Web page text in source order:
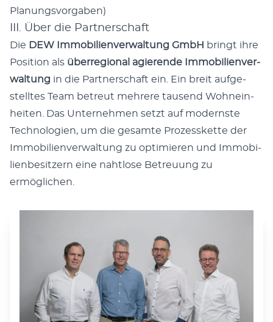
Planungsvorgaben)
III. Über die Partnerschaft
Die DEW Immo­bi­li­en­ver­wal­tung GmbH bringt ihre
Posi­ti­on als über­re­gio­nal agie­ren­de Immo­bi­li­en­ver­
wal­tung in die Part­ner­schaft ein. Ein breit auf­ge­
stell­tes Team betreut meh­re­re tau­send Wohn­ein­
hei­ten. Das Unter­neh­men setzt auf moderns­te
Tech­no­lo­gien, um die gesam­te Pro­zess­ket­te der
Immo­bi­li­en­ver­wal­tung zu opti­mie­ren und Immo­bi­
li­en­be­sit­zern eine naht­lo­se Betreu­ung zu
ermöglichen.